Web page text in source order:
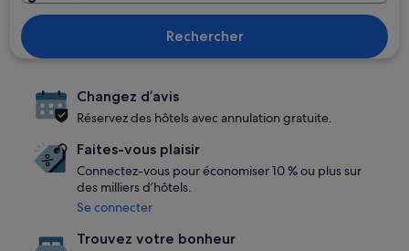
Rechercher
Changez d’avis
Réservez des hôtels avec annulation gratuite.
Faites-vous plaisir
Connectez-vous pour économiser 10 % ou plus sur
des milliers d’hôtels.
Se connecter
Trouvez votre bonheur